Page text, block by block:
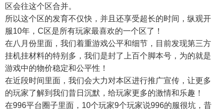
区会往这个区合并。
所以这个区的发育不仅快，并且还享受超长的时间，纵观开
服10年，C区是所有玩家最喜欢的一个区了！
在八月份里面，我们着重游戏公平和细节，目前发现第三方
挂机挂材料的特别多，我们是封了上百个脚本号，为的就是
游戏中的物价稳定和公平性！
在近段时间里面，我们会大力对本区进行推广宣传，让更多
的玩家了解到我们昔日沉默，给玩家更多的激情和乐趣！
在996平台圈子里面，10个玩家9个玩家说996的服很坑，昔